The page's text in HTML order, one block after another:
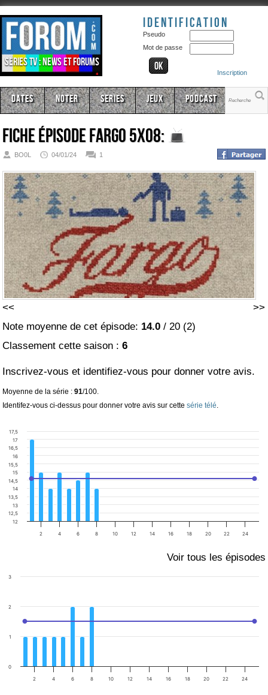
Séries TV : news et forums
Identification
Pseudo
Mot de passe
Inscription
Dates Noter Series Jeux Podcast
Fiche épisodeFargo 5x08:
BO0L 04/01/24 1
<<
>>
Note moyenne de cet épisode: 14.0 / 20 (2)
Classement cette saison :6
Inscrivez-vous et identifiez-vous pour donner votre avis.
Moyenne de la série :91/100.
Identifez-vous ci-dessus pour donner votre avis sur cettesérie télé
2 4 6 8 10 12 14 16 18 20 22 24
12
12,5
13
13,5
14
14,5
15
15,5
16
16,5
17
17,5
Voir tous les épisodes
2 4 6 8 10 12 14 16 18 20 22 24
0
1
2
3